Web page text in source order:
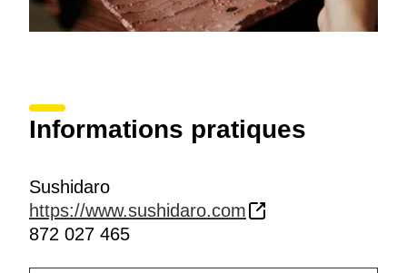
Informations pratiques
Sushidaro
https://www.sushidaro.com
872 027 465